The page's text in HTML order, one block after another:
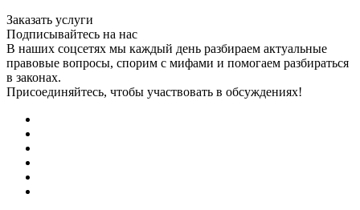
Заказать услуги
Подписывайтесь на нас
В наших соцсетях мы каждый день разбираем актуальные
правовые вопросы, спорим с мифами и помогаем разбираться
в законах.
Присоединяйтесь, чтобы участвовать в обсуждениях!